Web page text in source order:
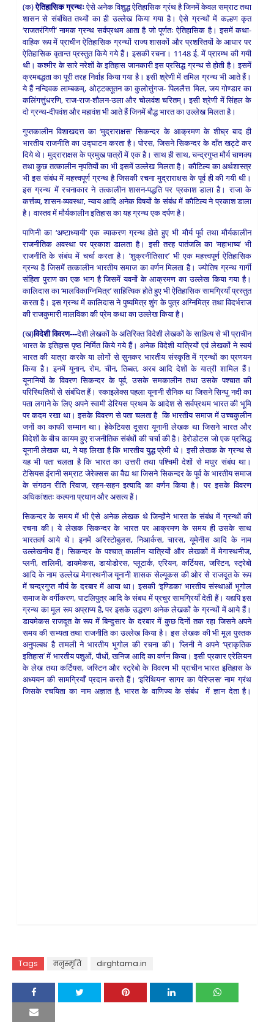
(क)ऐतिहासिक ग्रन्थःऐसे अनेक विशुद्ध ऐतिहासिक ग्रंथ है जिनमें केवल सम्राट तथा
शासन से संबंधित तथ्यों का ही उल्लेख किया गया है। ऐसे ग्रन्थों में कल्हण कृत
‘राजतरंगिणी’ नामक ग्रन्थ सर्वप्रथम आता है जो पूर्णतः ऐतिहासिक है। इसमें कथा-
वाहिक रूप में प्राचीन ऐतिहासिक ग्रन्थों राज्य शासकों और प्रशस्तियों के आधार पर
ऐतिहासिक वृतान्त प्रस्तुत किये गये हैं। इसकी रचना। 1148 ई. में प्रारम्भ की गयी
थी। कश्मीर के सारे नरेशों के इतिहास जानकारी इस प्रसिद्ध ग्रन्थ से होती है। इसमें
क्रमबद्धता का पूरी तरह निर्वाह किया गया है। इसी श्रेणी में तमिल ग्रन्थ भी आते हैं।
ये हैं नन्दिवक लाम्बकम्, ओट्टक्तूतन का कुलोत्तुंगज- पिललैत्त मिल, जय गोण्डार का
कलिंगत्तुंधरणि, राज-राज-शौलन-उला और चोलवंश चरितम्। इसी श्रेणी में सिंहल के
दो ग्रन्थ-दीपवंश और महावंश भी आते हैं जिनमें बौद्ध भारत का उल्लेख मिलता है।
गुप्तकालीन विशाखदत्त का ‘मुद्राराक्षस’ सिकन्दर के आक्रमण के शीघ्र बाद ही
भारतीय राजनीति का उद्घाटन करता है। पोरस, जिसने सिकन्दर के दाँत खट्टे कर
दिये थे। मुद्राराक्षस के प्रमुख पात्रों में एक है। साथ ही साथ, चन्द्रगुप्त मौर्य चाणक्य
तथा कुछ तत्कालीन नृपतियों का भी इसमें उल्लेख मिलता है। कौटिल्य का अर्थशास्त्र
भी इस संबंध में महत्त्वपूर्ण ग्रन्थ है जिसकी रचना मुद्राराक्षस के पूर्व ही की गयी थी।
इस ग्रन्थ में रचनाकार ने तत्कालीन शासन-पद्धति पर प्रकाश डाला है। राजा के
कर्त्तव्य, शासन-व्यवस्था, न्याय आदि अनेक विषयों के संबंध में कौटिल्य ने प्रकाश डाला
है। वास्तव में मौर्यकालीन इतिहास का यह ग्रन्थ एक दर्पण है।
पाणिनी का ‘अष्टाध्यायी’ एक व्याकरण ग्रन्थ होते हुए भी मौर्य पूर्व तथा मौर्यकालीन
राजनीतिक अवस्था पर प्रकाश डालता है। इसी तरह पातंजलि का ‘महाभाष्य’ भी
राजनीति के संबंध में चर्चा करता है। ‘शुक्रनीतिसार’ भी एक महत्त्वपूर्ण ऐतिहासिक
ग्रन्थ है जिसमें तत्कालीन भारतीय समाज का वर्णन मिलता है। ज्योतिष ग्रन्थ गार्गी
संहिता पुराण का एक भाग है जिसमें यवनों के आक्रमण का उल्लेख किया गया है।
कालिदास का ‘मालविकाग्निमित्र’ साहित्यिक होते हुए भी ऐतिहासिक सामग्रियाँ प्रस्तुत
करता है। इस ग्रन्थ में कालिदास ने पुष्यमित्र शुंग के पुत्र अग्निमित्र तथा विदर्भराज
की राजकुमारी मालविका की प्रेम कथा का उल्लेख किया है।
(ख)विदेशी विवरण---देशी लेखकों के अतिरिक्त विदेशी लेखकों के साहित्य से भी प्राचीन
भारत के इतिहास पृष्ठ निर्मित किये गये हैं। अनेक विदेशी यात्रियों एवं लेखकों ने स्वयं
भारत की यात्रा करके या लोगों से सुनकर भारतीय संस्कृति में ग्रन्थों का प्रणयन
किया है। इनमें यूनान, रोम, चीन, तिब्बत, अरब आदि देशों के यात्री शामिल हैं।
यूनानियों के विवरण सिकन्दर के पूर्व, उसके समकालीन तथा उसके पश्चात की
परिस्थितियों से संबंधित हैं। स्काइलेक्स पहला यूनानी सैनिक था जिसने सिन्धु नदी का
पता लगाने के लिए अपने स्वामी डेरियस प्रथम के आदेश से सर्वप्रथम भारत की भूमि
पर कदम रखा था। इसके विवरण से पता चलता है कि भारतीय समाज में उच्चकुलीन
जनों का काफी सम्मान था। हेकेटियस दूसरा यूनानी लेखक था जिसने भारत और
विदेशों के बीच कायम हुए राजनीतिक संबंधों की चर्चा की है। हेरोडोटस जो एक प्रसिद्ध
यूनानी लेखक था, ने यह लिखा है कि भारतीय युद्ध प्रेमी थे। इसी लेखक के ग्रन्थ से
यह भी पता चलता है कि भारत का उत्तरी तथा पश्चिमी देशों से मधुर संबंध था।
टेसियस ईरानी सम्राट जेरेक्सस का वैद्य था जिसने सिकन्दर के पूर्व के भारतीय समाज
के संगठन रीति रिवाज, रहन-सहन इत्यादि का वर्णन किया है। पर इसके विवरण
अधिकांशतः कल्पना प्रधान और असत्य हैं।
सिकन्दर के समय में भी ऐसे अनेक लेखक थे जिन्होंने भारत के संबंध में ग्रन्थों की
रचना की। ये लेखक सिकन्दर के भारत पर आक्रमण के समय ही उसके साथ
भारतवर्ष आये थे। इनमें अरिस्टोबुलस, निआर्कस, चारस, यूमेनीस आदि के नाम
उल्लेखनीय हैं। सिकन्दर के पश्चात् कालीन यात्रियों और लेखकों में मेगास्थनीज,
प्लनी, तालिमी, डायमेकस, डायोडोरस, प्लूटार्क, एरियन, कर्टियस, जस्टिन, स्ट्रेबो
आदि के नाम उल्लेख मेगास्थनीज यूनानी शासक सेल्यूकस की ओर से राजदूत के रूप
में चन्द्रगुप्त मौर्य के दरबार में आया था। इसकी ‘इण्डिका’ भारतीय संस्थाओं भूगोल
समाज के वर्गीकरण, पाटलिपुत्र आदि के संबध में प्रचुर सामग्रियाँ देती हैं। यद्यपि इस
ग्रन्थ का मूल रूप अप्राप्य है, पर इसके उद्धरण अनेक लेखकों के ग्रन्थों में आये हैं।
डायमेकस राजदूत के रूप में बिन्दुसार के दरबार में कुछ दिनों तक रहा जिसने अपने
समय की सभ्यता तथा राजनीति का उल्लेख किया है। इस लेखक की भी मूल पुस्तक
अनुपल्बध है तामली ने भारतीय भूगोल की रचना की। प्लिनी ने अपने ‘प्राकृतिक
इतिहास’ में भारतीय पशुओं, पौधों, खनिज आदि का वर्णन किया। इसी प्रकार एरेलियन
के लेख तथा कर्टियस, जस्टिन और स्ट्रेबो के विवरण भी प्राचीन भारत इतिहास के
अध्ययन की सामग्रियाँ प्रदान करते हैं। ‘इरिथियन’ सागर का पेरिप्लस’ नाम ग्रंथ
जिसके रचयिता का नाम अज्ञात है, भारत के वाणिज्य के संबंध में ज्ञान देता है।
Tags मनुस्मृति dirghtama.in